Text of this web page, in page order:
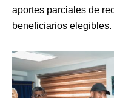
aportes parciales de
beneficiarios elegibles.